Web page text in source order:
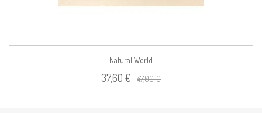
Natural World
37,60 € 47,00 €